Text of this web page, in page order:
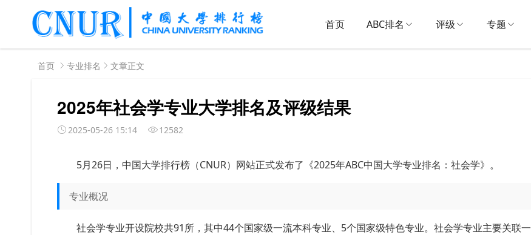
首页 ABC排名 评级 专题
首页 专业排名 文章正文
2025年社会学专业大学排名及评级结果
2025-05-26 15:14 12582
5月26日，中国大学排行榜（CNUR）网站正式发布了《2025年ABC中国大学专业排名：社会学》。
专业概况
社会学专业开设院校共91所，其中44个国家级一流本科专业、5个国家级特色专业。社会学专业主要关联一